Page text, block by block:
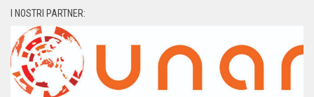
I NOSTRI PARTNER: